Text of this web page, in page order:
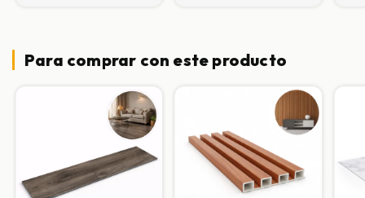
Para comprar con este producto